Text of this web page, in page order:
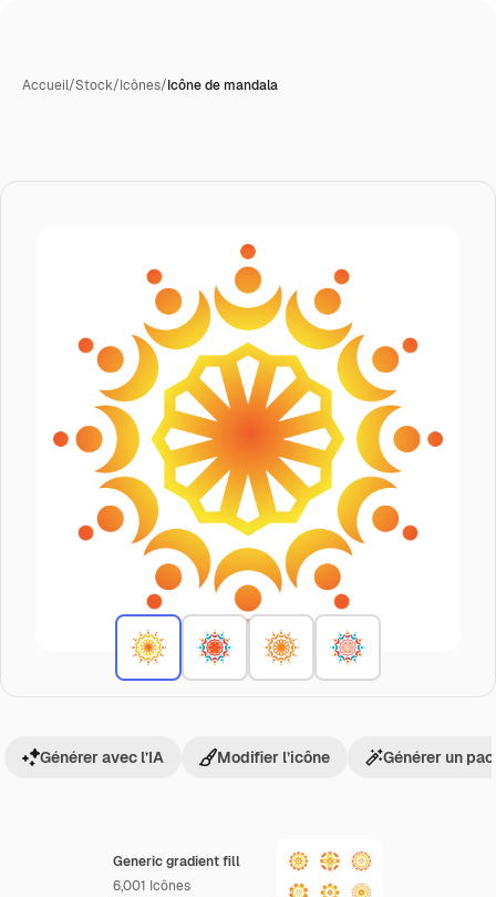
Accueil/Stock/Icônes/Icône de mandala
Generic gradient fill
6,001 Icônes
Générer avec l’IA Modifier l’icône Générer un